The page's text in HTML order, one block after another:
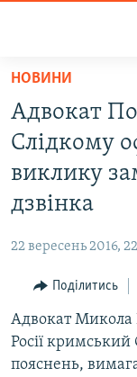
Перейти
основного
матеріалу
до
основної
Перейти
пошуку
ВОДА.КРИМ
ВІДЕО ТА ФОТО
ПОЛІТИКА
ПОГЛЯД
ІНТЕРВ'Ю
ВСЕ ЗА ДЕНЬ
СПЕЦПРОЕКТИ
НОВИНИ
Адвокат
Слідкому
виклику
дзвінка
22 вересень 2016,
Поділитись
Адвокат Микола
Росії
пояснень,